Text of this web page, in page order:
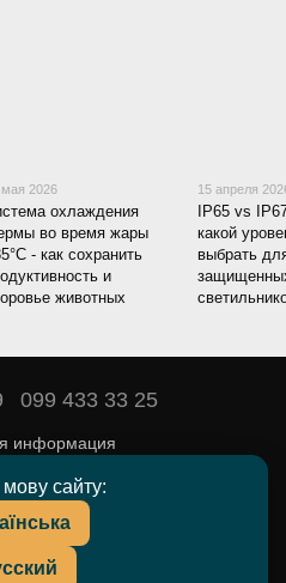
мову сайту:
мая 2026
охлаждения
во время жары
- как сохранить
и
животных
15 апреля
IP65 vs
какой
выбрать
099 433 33 25
информация
сайта
для животноводства.